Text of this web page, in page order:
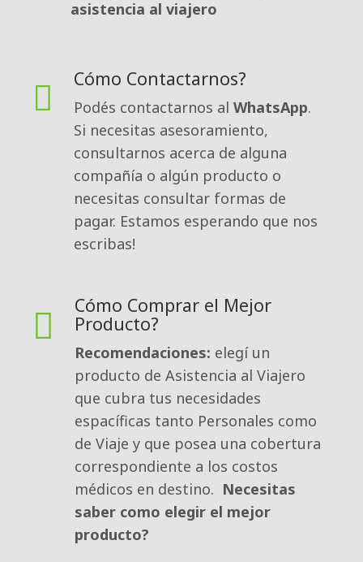
asistencia al viajero
Cómo Contactarnos?
Podés contactarnos al WhatsApp.
Si necesitas asesoramiento,
consultarnos acerca de alguna
compañía o algún producto o
necesitas consultar formas de
pagar. Estamos esperando que nos
escribas!
Cómo Comprar el Mejor
Producto?
Recomendaciones: elegí un
producto de Asistencia al Viajero
que cubra tus necesidades
espacíficas tanto Personales como
de Viaje y que posea una cobertura
correspondiente a los costos
médicos en destino. Necesitas
saber como elegir el mejor
producto?